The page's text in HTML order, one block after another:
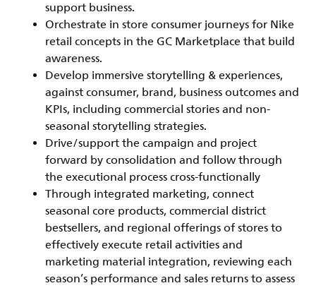
support business.
Orchestrate in store consumer journeys for Nike
retail concepts in the GC Marketplace that build
awareness.
Develop immersive storytelling & experiences,
against consumer, brand, business outcomes and
KPIs, including commercial stories and non-
seasonal storytelling strategies.
Drive/support the campaign and project
forward by consolidation and follow through
the executional process cross-functionally
Through integrated marketing, connect
seasonal core products, commercial district
bestsellers, and regional offerings of stores to
effectively execute retail activities and
marketing material integration, reviewing each
season’s performance and sales returns to assess